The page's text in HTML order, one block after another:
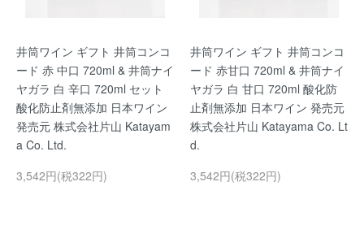
井筒ワイン ギフト 井筒コンコ
ード 赤 中口 720ml & 井筒ナイ
ヤガラ 白 辛口 720ml セット
酸化防止剤無添加 日本ワイン
発売元 株式会社片山 Katayam
a Co. Ltd.
3,542円(税322円)
井筒ワイン ギフト 井筒コンコ
ード 赤甘口 720ml & 井筒ナイ
ヤガラ 白 甘口 720ml 酸化防
止剤無添加 日本ワイン 発売元
株式会社片山 Katayama Co. Lt
d.
3,542円(税322円)